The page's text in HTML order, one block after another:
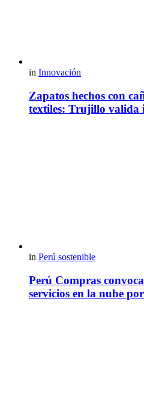
in Innovación
Zapatos hechos con
textiles: Trujillo valida
in Perú sostenible
Perú Compras
servicios en la nube